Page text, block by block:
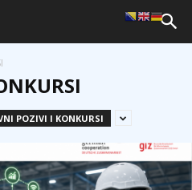
POZIVI I KONKURSI